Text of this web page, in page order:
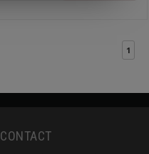
1
CONTACT